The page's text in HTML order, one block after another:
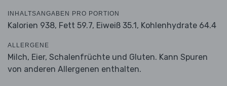
INHALTSANGABEN PRO PORTION
Kalorien 938, Fett 59.7, Eiweiß 35.1, Kohlenhydrate 64.4
ALLERGENE
Milch, Eier, Schalenfrüchte und Gluten. Kann Spuren
von anderen Allergenen enthalten.